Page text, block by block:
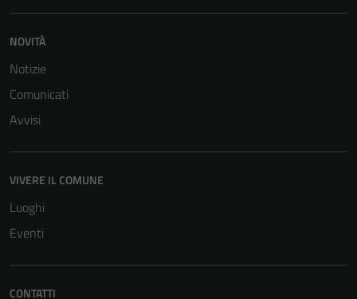
NOVITÀ
Notizie
Comunicati
Avvisi
VIVERE IL COMUNE
Luoghi
Eventi
CONTATTI